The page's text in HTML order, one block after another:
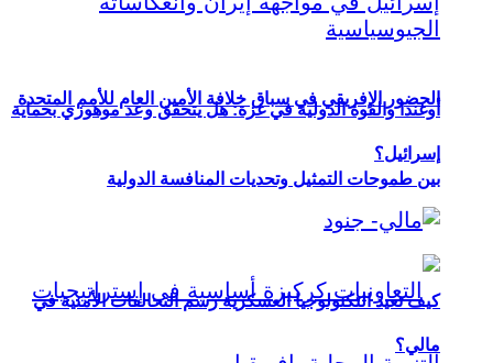
الحضور الإفريقي في سباق خلافة الأمين العام للأمم المتحدة
بين طموحات التمثيل وتحديات المنافسة الدولية
أوغندا والقوة الدولية في غزة: هل يتحقق وعد موهوزي بحماية
إسرائيل؟
كيف تعيد التكنولوجيا العسكرية رسم التحالفات الأمنية في
مالي؟